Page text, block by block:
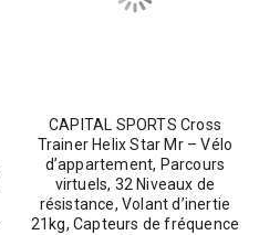
CAPITAL SPORTS Cross
Trainer Helix Star Mr – Vélo
d’appartement, Parcours
virtuels, 32 Niveaux de
résistance, Volant d’inertie
21kg, Capteurs de fréquence